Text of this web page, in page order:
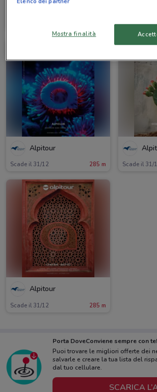
Alpitour
Scade il 31/
Alpitour
Scade il 31/12 285 m Scade il 31/
Alpitour
Scade il 31/12 285 m
Porta DoveConviene sempre con te!
Puoi trovare le migliori offerte dei
salvarle e creare la tua lista del
dal tuo cellulare.
SCARICA
Mostra finalità